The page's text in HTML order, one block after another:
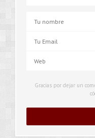
Gracias por dejar un